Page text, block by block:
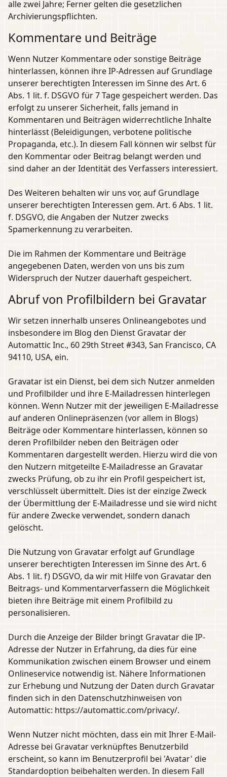
alle zwei Jahre; Ferner gelten die gesetzlichen
Archivierungspflichten.
Kommentare und Beiträge
Wenn Nutzer Kommentare oder sonstige Beiträge
hinterlassen, können ihre IP-Adressen auf Grundlage
unserer berechtigten Interessen im Sinne des Art. 6
Abs. 1 lit. f. DSGVO für 7 Tage gespeichert werden. Das
erfolgt zu unserer Sicherheit, falls jemand in
Kommentaren und Beiträgen widerrechtliche Inhalte
hinterlässt (Beleidigungen, verbotene politische
Propaganda, etc.). In diesem Fall können wir selbst für
den Kommentar oder Beitrag belangt werden und
sind daher an der Identität des Verfassers interessiert.
Des Weiteren behalten wir uns vor, auf Grundlage
unserer berechtigten Interessen gem. Art. 6 Abs. 1 lit.
f. DSGVO, die Angaben der Nutzer zwecks
Spamerkennung zu verarbeiten.
Die im Rahmen der Kommentare und Beiträge
angegebenen Daten, werden von uns bis zum
Widerspruch der Nutzer dauerhaft gespeichert.
Abruf von Profilbildern bei Gravatar
Wir setzen innerhalb unseres Onlineangebotes und
insbesondere im Blog den Dienst Gravatar der
Automattic Inc., 60 29th Street #343, San Francisco, CA
94110, USA, ein.
Gravatar ist ein Dienst, bei dem sich Nutzer anmelden
und Profilbilder und ihre E-Mailadressen hinterlegen
können. Wenn Nutzer mit der jeweiligen E-Mailadresse
auf anderen Onlinepräsenzen (vor allem in Blogs)
Beiträge oder Kommentare hinterlassen, können so
deren Profilbilder neben den Beiträgen oder
Kommentaren dargestellt werden. Hierzu wird die von
den Nutzern mitgeteilte E-Mailadresse an Gravatar
zwecks Prüfung, ob zu ihr ein Profil gespeichert ist,
verschlüsselt übermittelt. Dies ist der einzige Zweck
der Übermittlung der E-Mailadresse und sie wird nicht
für andere Zwecke verwendet, sondern danach
gelöscht.
Die Nutzung von Gravatar erfolgt auf Grundlage
unserer berechtigten Interessen im Sinne des Art. 6
Abs. 1 lit. f) DSGVO, da wir mit Hilfe von Gravatar den
Beitrags- und Kommentarverfassern die Möglichkeit
bieten ihre Beiträge mit einem Profilbild zu
personalisieren.
Durch die Anzeige der Bilder bringt Gravatar die IP-
Adresse der Nutzer in Erfahrung, da dies für eine
Kommunikation zwischen einem Browser und einem
Onlineservice notwendig ist. Nähere Informationen
zur Erhebung und Nutzung der Daten durch Gravatar
finden sich in den Datenschutzhinweisen von
Automattic: https://automattic.com/privacy/.
Wenn Nutzer nicht möchten, dass ein mit Ihrer E-Mail-
Adresse bei Gravatar verknüpftes Benutzerbild
erscheint, so kann im Benutzerprofil bei 'Avatar' die
Standardoption beibehalten werden. In diesem Fall